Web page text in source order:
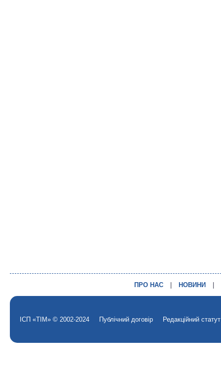
ПРО НАС НОВИНИ
ІСП «ТІМ» © 2002-2024 Публічний договір Редакційний статут